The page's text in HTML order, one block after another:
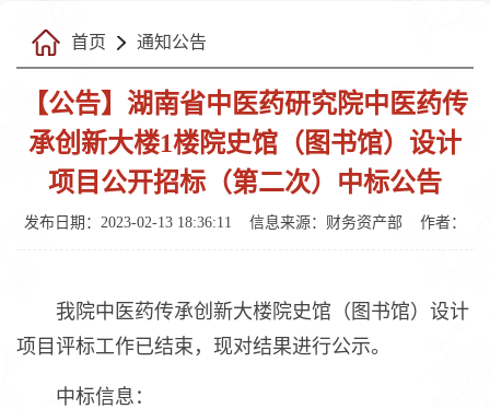
首页 通知公告
【公告】湖南省中医药研究院中医药传
承创新大楼1楼院史馆（图书馆）设计
项目公开招标（第二次）中标公告
发布日期：2023-02-13 18:36:11 信息来源：财务资产部 作者：
我院中医药传承创新大楼院史馆（图书馆）设计
项目评标工作已结束，现对结果进行公示。
中标信息：